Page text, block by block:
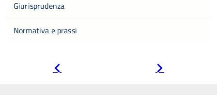
Giurisprudenza
Normativa e prassi